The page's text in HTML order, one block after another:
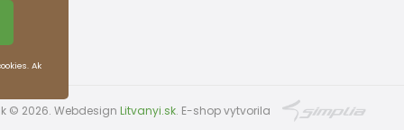
© 2026. WebdesignLitvanyi.sk. E-shop vytvorila
Ak